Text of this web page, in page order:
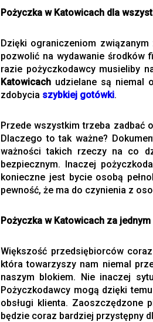
Pożyczka w Katowicach dla
Dzięki ograniczeniom
pozwolić na wydawanie środków
razie pożyczkodawcy musieliby
Katowicach udzielane są niemal
zdobycia szybkiej gotówki.
Przede wszystkim trzeba zadbać
Dlaczego to tak ważne?
ważności takich rzeczy na co
bezpiecznym. Inaczej
konieczne jest bycie osobą
pewność, że ma do czynienia z
Pożyczka w Katowicach za
Większość przedsiębiorców
która towarzyszy nam niemal
naszym blokiem. Nie inaczej
Pożyczkodawcy mogą dzięki
obsługi klienta. Zaoszczędzone
będzie coraz bardziej przystępny